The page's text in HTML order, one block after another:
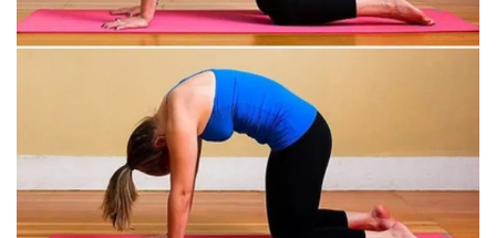
Las posturas de la vaca y el gato pueden ayudar a mejorar la
flexibilidad de la columna vertebral, aliviar la tensión en la espalda,
estimular el flujo de energía y crear una sensación de calma en la
mente y el cuerpo.